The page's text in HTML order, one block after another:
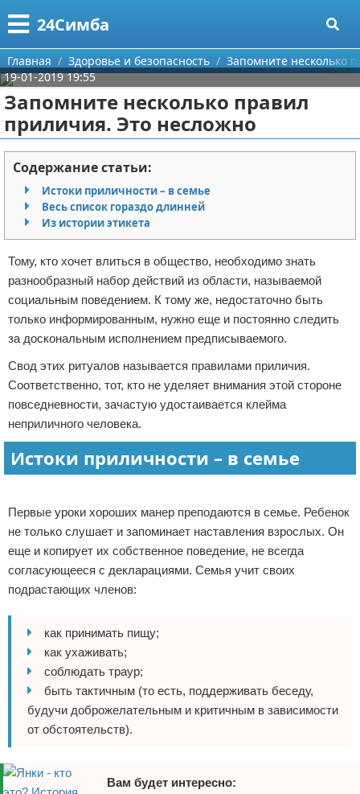
24Симба
Меню
Главная
Категории
Государство и право
Причинение вреда
Иммиграция
Здоровье и безопасность
Авторские права
Поиск
О проекте
Контакты
Сотрудничество
Размещение рекламы
Для правообладателей
Условия предоставления информации
Отказ от ответственности
Главная Здоровье и безопасность
Запомните несколько
19-01-2019 19:55
Запомните несколько правил
приличия. Это несложно
Содержание статьи:
Истоки приличности – в семье
Весь список гораздо длинней
Из истории этикета
Тому, кто хочет влиться в общество, необходимо знать
разнообразный набор действий из области, называемой
социальным поведением. К тому же, недостаточно быть
только информированным, нужно еще и постоянно следить
за доскональным исполнением предписываемого.
Свод этих ритуалов называется правилами приличия.
Соответственно, тот, кто не уделяет внимания этой стороне
повседневности, зачастую удостаивается клейма
неприличного человека.
Истоки приличности – в семье
Первые уроки хороших манер преподаются в семье. Ребенок
не только слушает и запоминает наставления взрослых. Он
еще и копирует их собственное поведение, не всегда
согласующееся с декларациями. Семья учит своих
подрастающих членов:
как принимать пищу;
как ухаживать;
соблюдать траур;
быть тактичным (то есть, поддерживать беседу,
будучи доброжелательным и критичным в зависимости
от обстоятельств).
Вам будет интересно: